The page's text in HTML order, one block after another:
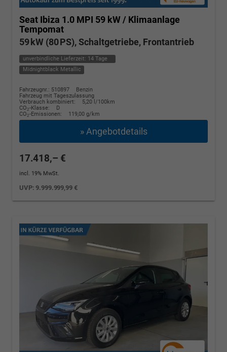
Seat Ibiza 1.0 MPI 59 kW / Klimaanlage
Tempomat
59 kW (80 PS), Schaltgetriebe, Frontantrieb
unverbindliche Lieferzeit: 14 Tage
Midnightblack Metallic
Fahrzeugnr.: 510897
Benzin
Fahrzeug mit Tageszulassung
Verbrauch kombiniert:
5,20 l/100km
CO2-Klasse:
D
CO2-Emissionen: 119,00 g/km
» Angebotdetails
17.418,– €
incl. 19% MwSt.
UVP: 9.999.999,99 €